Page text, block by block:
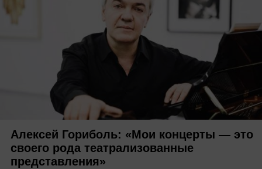
Алексей Гориболь: «Мои концерты — это
своего рода театрализованные
представления»